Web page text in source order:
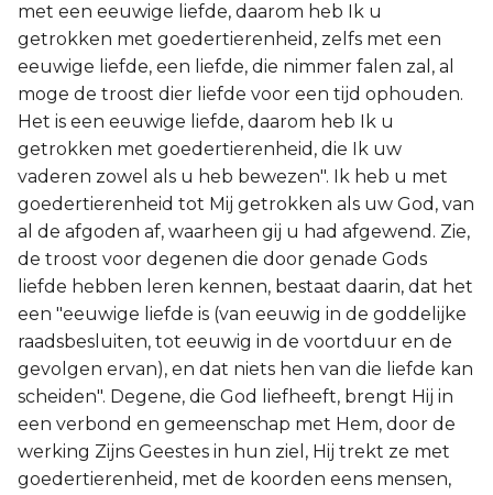
met een eeuwige liefde, daarom heb Ik u
getrokken met goedertierenheid, zelfs met een
eeuwige liefde, een liefde, die nimmer falen zal, al
moge de troost dier liefde voor een tijd ophouden.
Het is een eeuwige liefde, daarom heb Ik u
getrokken met goedertierenheid, die Ik uw
vaderen zowel als u heb bewezen". Ik heb u met
goedertierenheid tot Mij getrokken als uw God, van
al de afgoden af, waarheen gij u had afgewend. Zie,
de troost voor degenen die door genade Gods
liefde hebben leren kennen, bestaat daarin, dat het
een "eeuwige liefde is (van eeuwig in de goddelijke
raadsbesluiten, tot eeuwig in de voortduur en de
gevolgen ervan), en dat niets hen van die liefde kan
scheiden". Degene, die God liefheeft, brengt Hij in
een verbond en gemeenschap met Hem, door de
werking Zijns Geestes in hun ziel, Hij trekt ze met
goedertierenheid, met de koorden eens mensen,